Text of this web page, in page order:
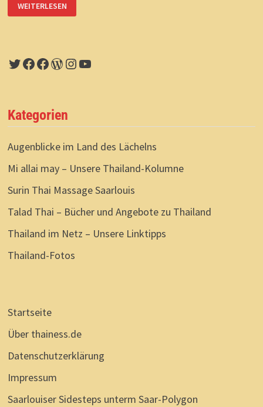
ZUKUNFT:
KEIN
WEITERLESEN
Twitter
Facebook
Facebook
WordPress
Instagram
YouTube
Kategorien
Augenblicke im Land des Lächelns
Mi allai may – Unsere Thailand-Kolumne
Surin Thai Massage Saarlouis
Talad Thai – Bücher und Angebote zu Thailand
Thailand im Netz – Unsere Linktipps
Thailand-Fotos
Startseite
Über thainess.de
Datenschutzerklärung
Impressum
Saarlouiser Sidesteps unterm Saar-Polygon